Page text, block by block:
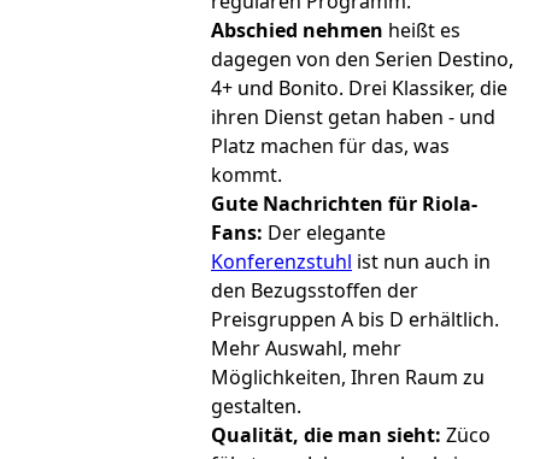
Abschied nehmen heißt es
dagegen von den Serien Destino,
4+ und Bonito. Drei Klassiker, die
ihren Dienst getan haben - und
Platz machen für das, was
kommt.
Gute Nachrichten für Riola-
Fans: Der elegante
Konferenzstuhl ist nun auch in
den Bezugsstoffen der
Preisgruppen A bis D erhältlich.
Mehr Auswahl, mehr
Möglichkeiten, Ihren Raum zu
gestalten.
Qualität, die man sieht: Züco